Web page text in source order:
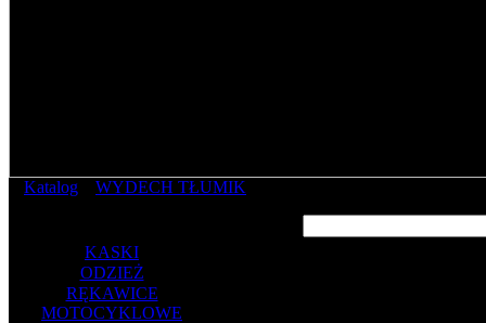
Katalog WYDECH TŁUMIK
KASKI
ODZIEŻ
RĘKAWICE
MOTOCYKLOWE